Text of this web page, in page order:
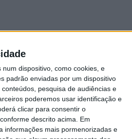
dispositivo, como cookies, e
padrão enviadas por um dispositivo
pesquisa de audiências e
poderemos usar identificação e
clicar para consentir o
descrito acima. Em
informações mais pormenorizadas e
Comissão Nacional do
de Pedro Nuno Santos
geral do partido, Pedro